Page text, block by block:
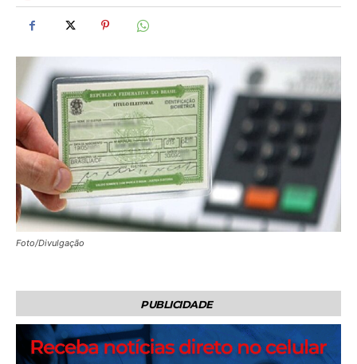
Foto/Divulgação
PUBLICIDADE